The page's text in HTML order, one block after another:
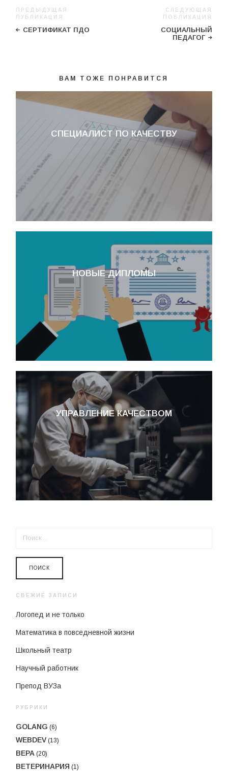
ПРЕДЫДУЩАЯ
ПУБЛИКАЦИЯ
СЕРТИФИКАТ ПДО
СЛЕДУЮЩАЯ
ПОБЛИКАЦИЯ
СОЦИАЛЬНЫЙ
ПЕДАГОГ
ВАМ ТОЖЕ ПОНРАВИТСЯ
СПЕЦИАЛИСТ ПО КАЧЕСТВУ
НОВЫЕ ДИПЛОМЫ
УПРАВЛЕНИЕ КАЧЕСТВОМ
СВЕЖИЕ ЗАПИСИ
Логопед и не только
Математика в повседневной жизни
Школьный театр
Научный работник
Препод ВУЗа
РУБРИКИ
GOLANG (6)
WEBDEV (13)
ВЕРА (20)
ВЕТЕРИНАРИЯ (1)